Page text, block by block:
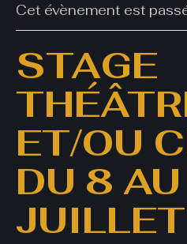
Cet évènement est
STAGE
ET/OU
DU 8
JUILLET